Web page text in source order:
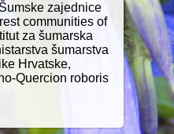
zajednice
communities of
za šumarska
šumarstva
Hrvatske,
Quercion roboris